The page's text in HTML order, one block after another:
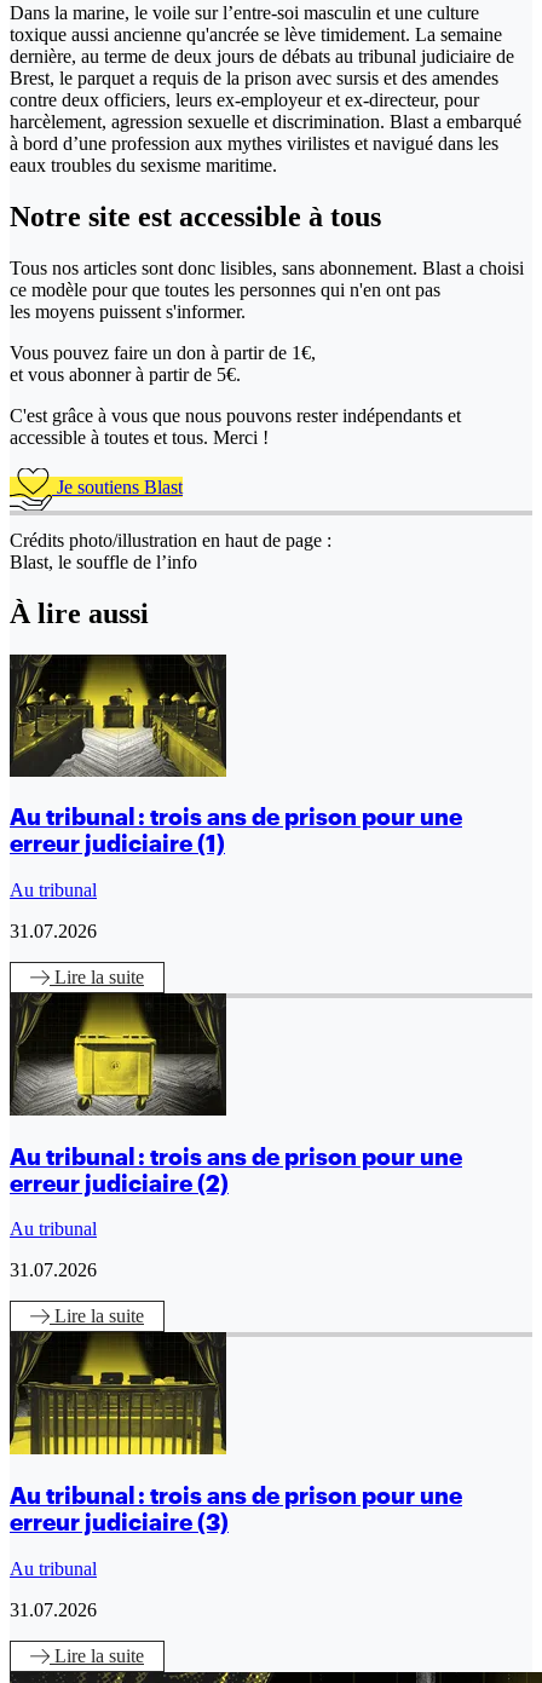
Dans la marine, le voile sur l’entre-soi masculin et une culture
toxique aussi ancienne qu'ancrée se lève timidement. La semaine
dernière, au terme de deux jours de débats au tribunal judiciaire de
Brest, le parquet a requis de la prison avec sursis et des amendes
contre deux officiers, leurs ex-employeur et ex-directeur, pour
harcèlement, agression sexuelle et discrimination. Blast a embarqué
à bord d’une profession aux mythes virilistes et navigué dans les
eaux troubles du sexisme maritime.
Notre site est accessible à tous
Tous nos articles sont donc lisibles, sans abonnement. Blast a choisi
ce modèle pour que toutes les personnes qui n'en ont pas
les moyens puissent s'informer.
Vous pouvez faire un don à partir de 1€,
et vous abonner à partir de 5€.
C'est grâce à vous que nous pouvons rester indépendants et
accessible à toutes et tous. Merci !
Je soutiens Blast
Crédits photo/illustration en haut de page :
Blast, le souffle de l’info
À lire aussi
Au tribunal : trois ans de prison pour une
erreur judiciaire (1)
Au tribunal
31.07.2026
Lire la suite
Au tribunal : trois ans de prison pour une
erreur judiciaire (2)
Au tribunal
31.07.2026
Lire la suite
Au tribunal : trois ans de prison pour une
erreur judiciaire (3)
Au tribunal
31.07.2026
Lire la suite